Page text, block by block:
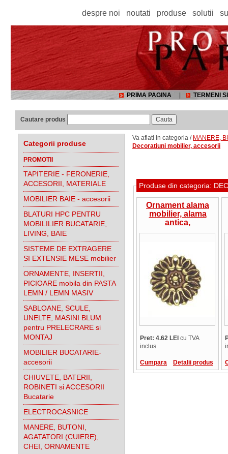
despre noi noutati produse solutii
PRIMA PAGINA TERMENI
Cautare produs
Categorii produse
PROMOTII
TAPITERIE - FERONERIE,
ACCESORII, MATERIALE
MOBILIER BAIE - accesorii
BLATURI HPC PENTRU
MOBILILIER BUCATARIE,
LIVING, BAIE
SISTEME DE EXTRAGERE
SI EXTENSIE MESE mobilier
ORNAMENTE, INSERTII,
PICIOARE mobila din PASTA
LEMN / LEMN MASIV
SABLOANE, SCULE,
UNELTE, MASINI BLUM
pentru PRELECRARE si
MONTAJ
MOBILIER BUCATARIE-
accesorii
CHIUVETE, BATERII,
ROBINETI si ACCESORII
Bucatarie
ELECTROCASNICE
MANERE, BUTONI,
AGATATORI (CUIERE),
CHEI, ORNAMENTE
Va aflati in categoria / MANERE,
Decoratiuni mobilier, accesorii
Produse din categoria:
Ornament alama
mobilier, alama
antica,
45230.02800.03
Pret: 4.62 LEI cu TVA
inclus
Cumpara Detalii produs